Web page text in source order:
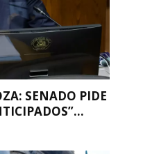
SENADO PIDE